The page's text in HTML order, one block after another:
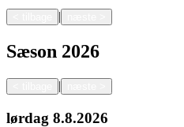
|
Sæson 2026
|
lørdag 8.8.2026